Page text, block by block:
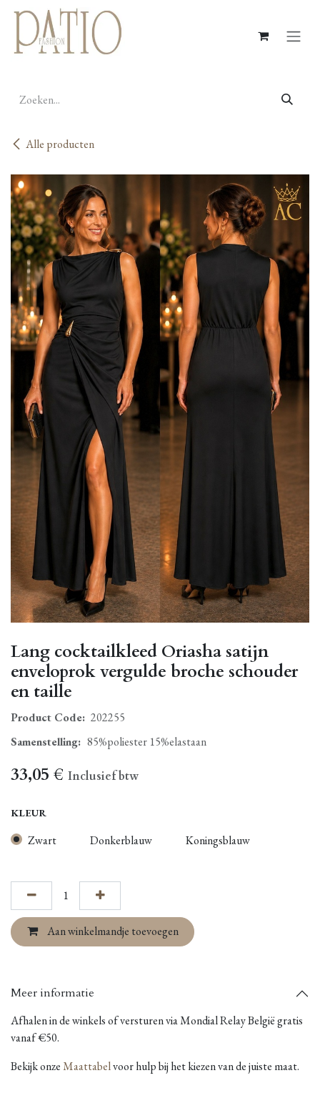
Overslaan naar inhoud
Alle producten
Lang cocktailkleed Oriasha satijn
enveloprok vergulde broche schouder
en taille
Product Code: 202255
Samenstelling: 85%poliester 15%elastaan
33,05 € Inclusief btw
KLEUR
Zwart Donkerblauw Koningsblauw
Aan winkelmandje toevoegen
Meer informatie
Afhalen in de winkels of versturen via Mondial Relay België gratis
vanaf €50.
Bekijk onzeMaattabelvoor hulp bij het kiezen van de juiste maat.